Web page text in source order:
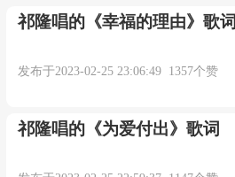
每次都猜不对结果
如果你真的是在付出
祁隆唱的《幸福的理由》歌词
发布于2023-02-25 23:06:49 1357个赞
祁隆唱的《为爱付出》歌词